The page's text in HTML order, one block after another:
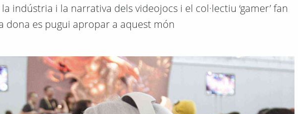
indústria i la narrativa dels videojocs i el col·lectiu ‘gamer’ fan
dona es pugui apropar a aquest món